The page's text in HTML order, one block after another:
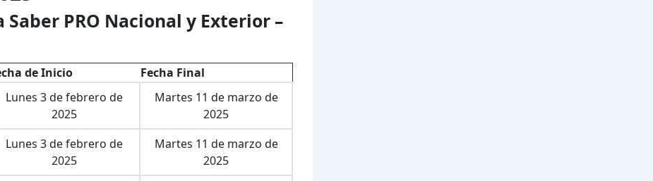
PRO Nacional y Exterior –
de Inicio
Fecha Final
Lunes 3 de febrero de
2025
Martes 11 de marzo de
2025
Lunes 3 de febrero de
2025
Martes 11 de marzo de
2025